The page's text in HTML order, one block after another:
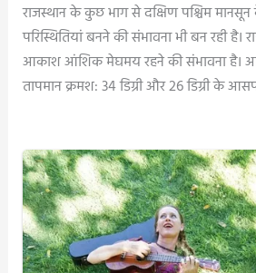
राजस्थान के कुछ भाग से दक्षिण पश्चिम
परिस्थितियां बनने की संभावना भी बन रही है।
आकाश आंशिक मेघमय रहने की संभावना है।
तापमान क्रमश: 34 डिग्री और 26 डिग्री के